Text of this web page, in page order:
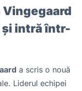
Vingegaard
intră într-
a scris o nouă
Liderul echipei